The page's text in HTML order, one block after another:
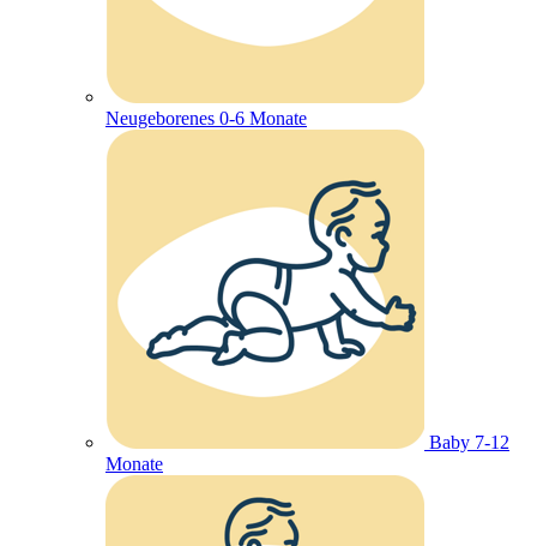
Neugeborenes 0-6 Monate
Baby 7-12
Monate